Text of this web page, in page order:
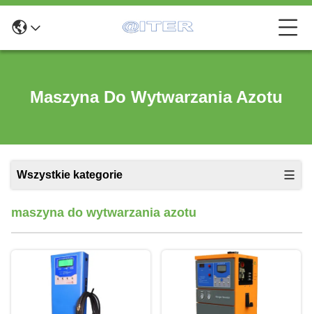
Maszyna Do Wytwarzania Azotu
Wszystkie kategorie
maszyna do wytwarzania azotu